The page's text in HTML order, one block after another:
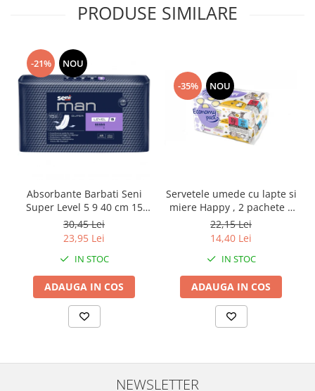
PRODUSE SIMILARE
-21% NOU
Absorbante Barbati Seni
Super Level 5 9 40 cm 15
Bucati
30,45 Lei
23,95 Lei
IN STOC
ADAUGA IN COS
-35% NOU
Servetele umede cu lapte si
miere Happy , 2 pachete x
64 bucati, 128 bucati
22,15 Lei
14,40 Lei
IN STOC
ADAUGA IN COS
NEWSLETTER